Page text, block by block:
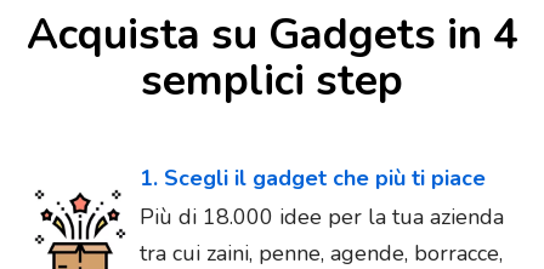
Acquista su Gadgets in 4
semplici step
1. Scegli il gadget che più ti piace
Più di 18.000 idee per la tua azienda
tra cui zaini, penne, agende, borracce,